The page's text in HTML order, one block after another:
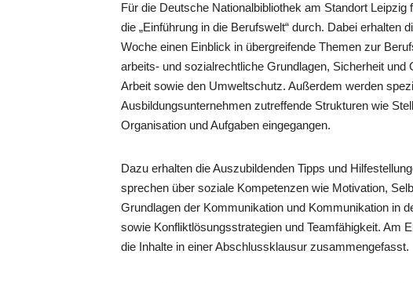
Für die Deutsche Nationalbibliothek am Standort Leipzig
die „Einführung in die Berufswelt“ durch. Dabei erhalten
Woche einen Einblick in übergreifende Themen zur
arbeits- und sozialrechtliche Grundlagen, Sicherheit und
Arbeit sowie den Umweltschutz. Außerdem werden
Ausbildungsunternehmen zutreffende Strukturen wie
Organisation und Aufgaben eingegangen.
Dazu erhalten die Auszubildenden Tipps und
sprechen über soziale Kompetenzen wie Motivation,
Grundlagen der Kommunikation und Kommunikation in
sowie Konfliktlösungsstrategien und Teamfähigkeit. Am
die Inhalte in einer Abschlussklausur zusammengefasst.